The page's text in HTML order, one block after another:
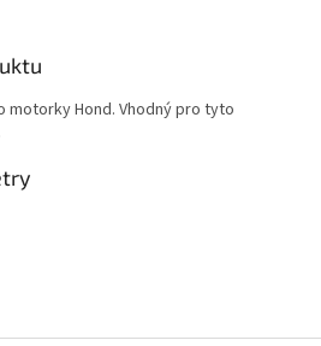
motorky Hond. Vhodný pro tyto